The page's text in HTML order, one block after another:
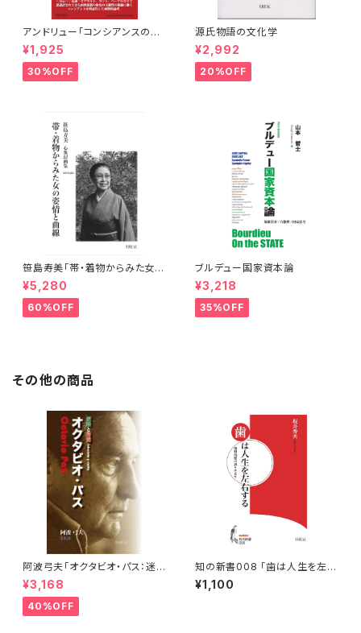
アンドリュー「コンシアンスの系
譜学」
¥1,925
30%OFF
源氏物語の文化学
¥2,992
20%OFF
笹島寿美「帯・着物からみた女の
姿情と曲線」
¥5,280
60%OFF
ブルデュー国家資本論
¥3,218
35%OFF
その他の商品
阿波弓夫「オクタビオ・パス：迷
路と帰還」
¥3,168
40%OFF
知の新書008 「歯は人生を左右
する」
¥1,100